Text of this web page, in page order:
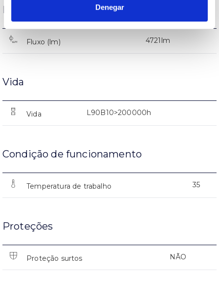
Denegar
Desempenho
Fluxo (lm) 4721lm
Vida
Vida L90B10>200000h
Condição de funcionamento
Temperatura de trabalho 35
Proteções
Proteção surtos NÃO